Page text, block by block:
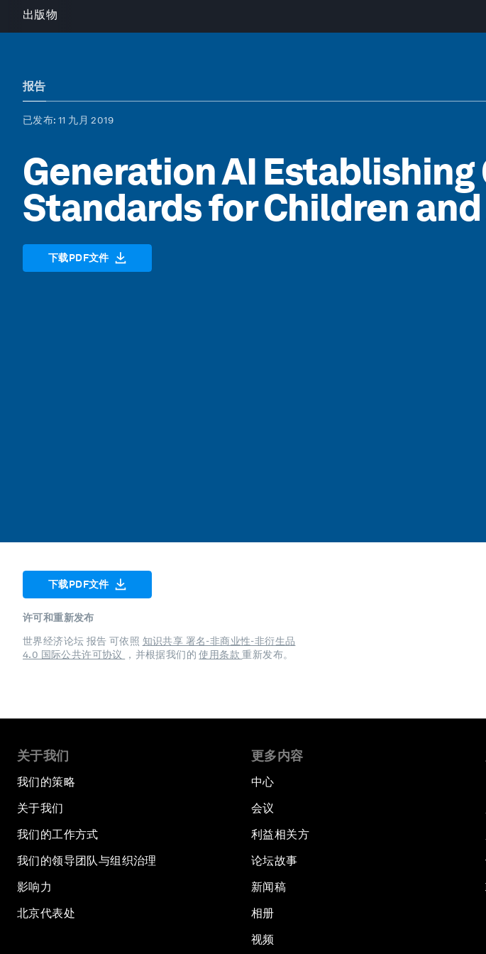
出版物
报告
已发布: 11 九月 2019
Generation AI Establishing
Standards for Children and
下载PDF文件
下载PDF文件
许可和重新发布
世界经济论坛 报告 可依照 知识共享 署名-非商业性-非衍生品
4.0 国际公共许可协议
，并根据我们的使用条款重新发布。
关于我们
我们的策略
关于我们
我们的工作方式
我们的领导团队与组织治理
影响力
北京代表处
更多内容
中心
会议
利益相关方
论坛故事
新闻稿
相册
视频